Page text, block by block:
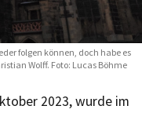
folgen können, doch habe es
Wolff. Foto: Lucas Böhme
2023, wurde im